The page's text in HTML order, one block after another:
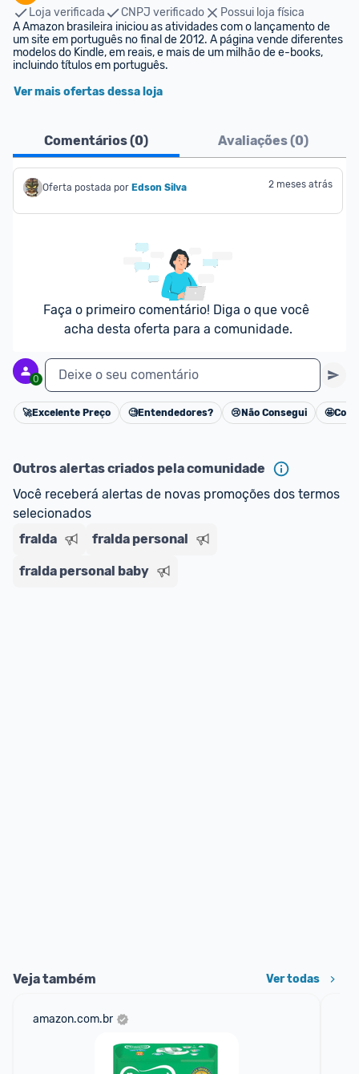
Loja verificada
CNPJ verificado
Possui loja física
A Amazon brasileira iniciou as atividades com o lançamento de
um site em português no final de 2012. A página vende diferentes
modelos do Kindle, em reais, e mais de um milhão de e-books,
incluindo títulos em português.
Ver mais ofertas dessa loja
Comentários (0) Avaliações (0)
Oferta postada por Edson Silva 2 meses atrás
Faça o primeiro comentário! Diga o que você
acha desta oferta para a comunidade.
0 Deixe o seu comentário
Cancelar
🚀Excelente Preço 🧐Entendedores? 😢 Não Consegui 🤩
Outros alertas criados pela comunidade
Você receberá alertas de novas promoções dos termos
selecionados
fralda
fralda personal
fralda personal baby
Veja também Ver todas
amazon.com.br